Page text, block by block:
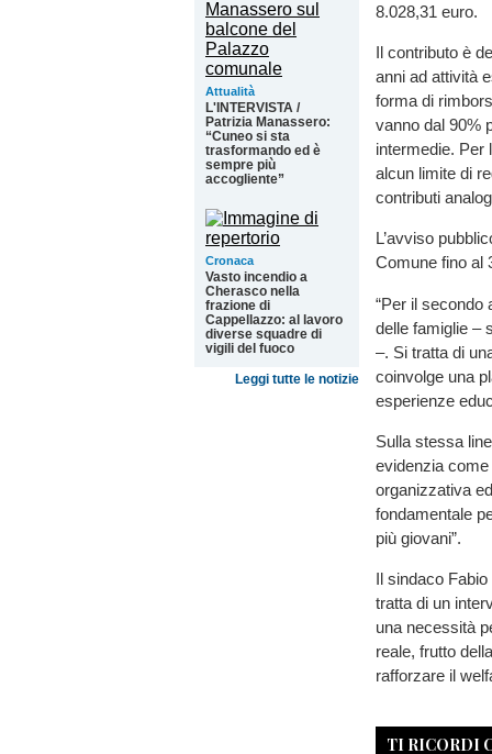
Attualità
L'INTERVISTA /
Patrizia Manassero:
“Cuneo si sta
trasformando ed è
sempre più
accogliente”
Cronaca
Vasto incendio a
Cherasco nella
frazione di
Cappellazzo: al lavoro
diverse squadre di
vigili del fuoco
Leggi tutte le notizie
8.028,31 euro.
Il contributo è
anni ad attività
forma di
vanno dal 90%
intermedie. Per
alcun limite di
contributi
L’avviso
Comune fino al
“Per il secondo
delle famiglie –
–. Si tratta di
coinvolge una
esperienze
Sulla stessa
evidenzia
organizzativa
fondamentale
più giovani”.
Il sindaco Fabio
tratta di un
una necessità
reale, frutto
rafforzare il
TI RICORDI